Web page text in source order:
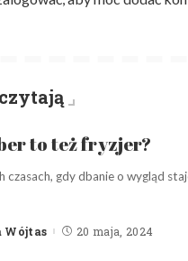
to też fryzjer?
czasach, gdy dbanie o wygląd
Wójtas 20 maja, 2024